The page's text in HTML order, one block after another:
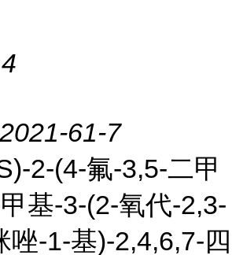
61-7
2-(4-氟-3,5-二甲
基-3-(2-氧代-2,3-
唑-1-基)-2,4,6,7-四